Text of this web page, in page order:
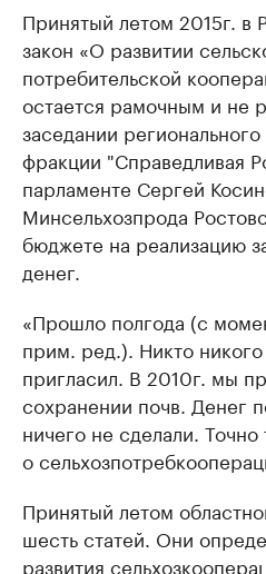
Принятый летом 2015г. в
закон «О развитии
потребительской
остается рамочным и не
заседании
фракции "Справедливая
парламенте Сергей
Минсельхозпрода
бюджете на реализацию
денег.
«Прошло полгода (с
прим. ред.). Никто
пригласил. В 2010г. мы
сохранении почв. Денег
ничего не сделали.
о
Принятый летом
шесть статей. Они
развития